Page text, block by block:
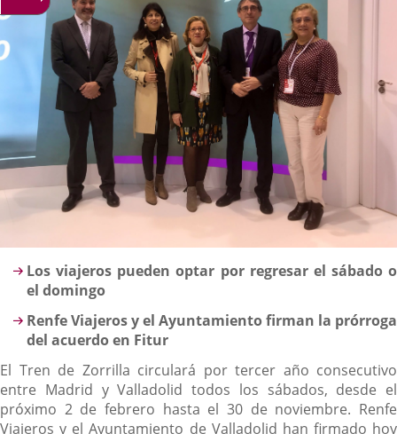
Descripción
Los viajeros pueden optar por regresar el sábado o
el domingo
Renfe Viajeros y el Ayuntamiento firman la prórroga
del acuerdo en Fitur
El Tren de Zorrilla circulará por tercer año consecutivo
entre Madrid y Valladolid todos los sábados, desde el
próximo 2 de febrero hasta el 30 de noviembre. Renfe
Viajeros y el Ayuntamiento de Valladolid han firmado hoy